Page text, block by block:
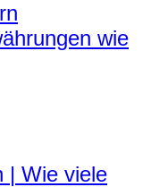
wie
| Wie viele